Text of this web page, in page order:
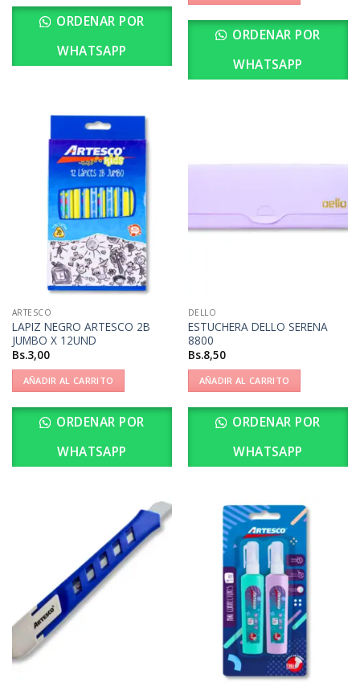
ORDENAR POR
WHATSAPP
ORDENAR POR
WHATSAPP
ARTESCO
LAPIZ NEGRO ARTESCO 2B
JUMBO X 12UND
Bs.3,00
AÑADIR AL CARRITO
ORDENAR POR
WHATSAPP
DELLO
ESTUCHERA DELLO SERENA
8800
Bs.8,50
AÑADIR AL CARRITO
ORDENAR POR
WHATSAPP